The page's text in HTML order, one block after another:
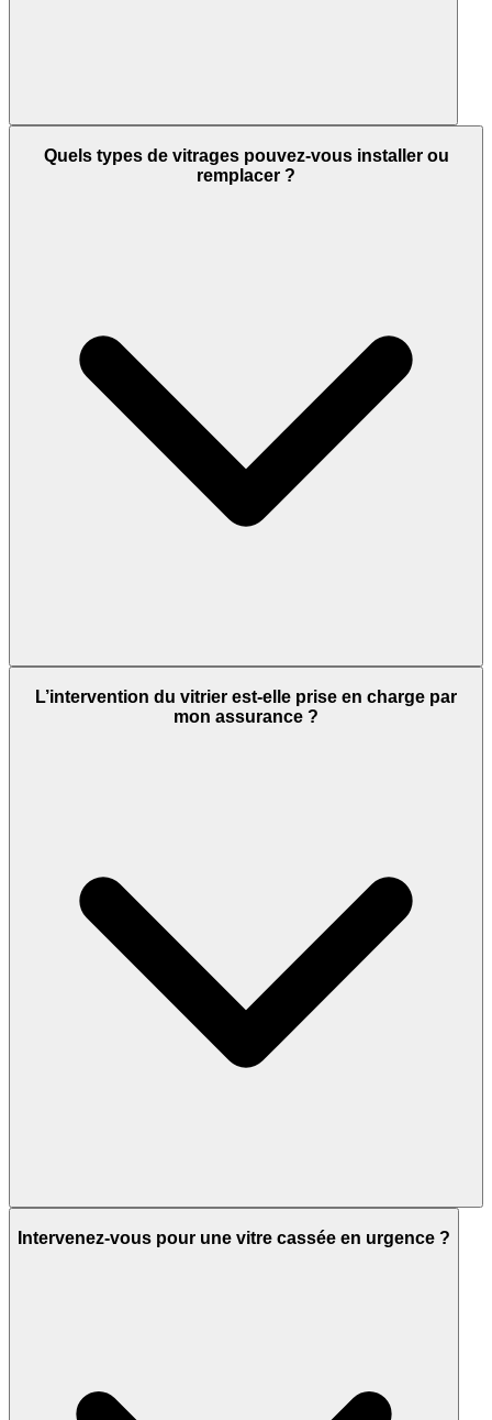
Quels types de vitrages pouvez-vous installer ou
remplacer ?
L’intervention du vitrier est-elle prise en charge par
mon assurance ?
Intervenez-vous pour une vitre cassée en urgence ?